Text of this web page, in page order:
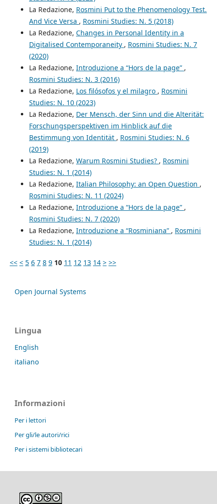
La Redazione, Rosmini Put to the Phenomenology Test.
And Vice Versa , Rosmini Studies: N. 5 (2018)
La Redazione, Changes in Personal Identity in a
Digitalised Contemporaneity , Rosmini Studies: N. 7
(2020)
La Redazione, Introduzione a “Hors de la page” ,
Rosmini Studies: N. 3 (2016)
La Redazione, Los filósofos y el milagro , Rosmini
Studies: N. 10 (2023)
La Redazione, Der Mensch, der Sinn und die Alterität:
Forschungsperspektiven im Hinblick auf die
Bestimmung von Identität , Rosmini Studies: N. 6
(2019)
La Redazione, Warum Rosmini Studies? , Rosmini
Studies: N. 1 (2014)
La Redazione, Italian Philosophy: an Open Question ,
Rosmini Studies: N. 11 (2024)
La Redazione, Introduzione a “Hors de la page” ,
Rosmini Studies: N. 7 (2020)
La Redazione, Introduzione a “Rosminiana” , Rosmini
Studies: N. 1 (2014)
<< < 5 6 7 8 9 10 11 12 13 14 > >>
Open Journal Systems
Lingua
English
italiano
Informazioni
Per i lettori
Per gli/le autori/rici
Per i sistemi bibliotecari